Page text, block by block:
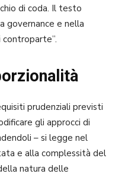
di coda. Il testo
governance e nella
prudenziali previsti
gli approcci di
– si legge nel
e alla complessità del
natura delle